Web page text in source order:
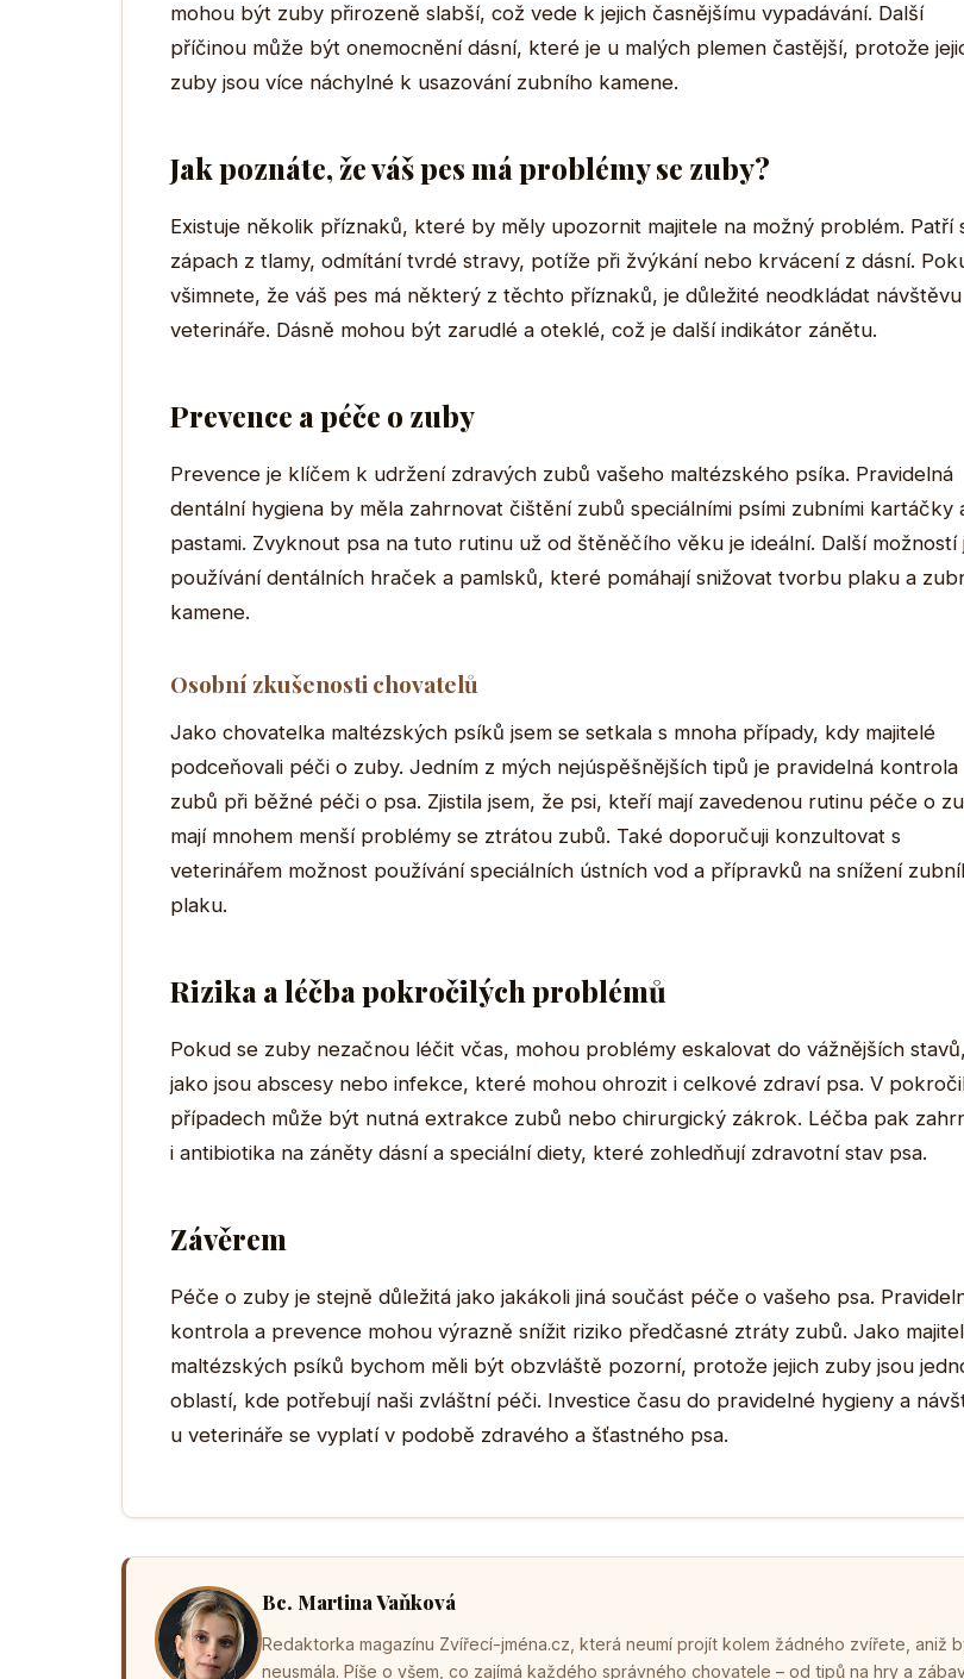
mohou být zuby přirozeně slabší, což vede k jejich časnějšímu vypadávání. Další
příčinou může být onemocnění dásní, které je u malých plemen častější, protože
zuby jsou více náchylné k usazování zubního kamene.
Jak poznáte, že váš pes má problémy se zuby?
Existuje několik příznaků, které by měly upozornit majitele na možný problém. Patří
zápach z tlamy, odmítání tvrdé stravy, potíže při žvýkání nebo krvácení z dásní.
všimnete, že váš pes má některý z těchto příznaků, je důležité neodkládat návštěvu
veterináře. Dásně mohou být zarudlé a oteklé, což je další indikátor zánětu.
Prevence a péče o zuby
Prevence je klíčem k udržení zdravých zubů vašeho maltézského psíka. Pravidelná
dentální hygiena by měla zahrnovat čištění zubů speciálními psími zubními kartáčky
pastami. Zvyknout psa na tuto rutinu už od štěněčího věku je ideální. Další možností
používání dentálních hraček a pamlsků, které pomáhají snižovat tvorbu plaku a
kamene.
Osobní zkušenosti chovatelů
Jako chovatelka maltézských psíků jsem se setkala s mnoha případy, kdy majitelé
podceňovali péči o zuby. Jedním z mých nejúspěšnějších tipů je pravidelná kontrola
zubů při běžné péči o psa. Zjistila jsem, že psi, kteří mají zavedenou rutinu péče o
mají mnohem menší problémy se ztrátou zubů. Také doporučuji konzultovat s
veterinářem možnost používání speciálních ústních vod a přípravků na snížení
plaku.
Rizika a léčba pokročilých problémů
Pokud se zuby nezačnou léčit včas, mohou problémy eskalovat do vážnějších stavů,
jako jsou abscesy nebo infekce, které mohou ohrozit i celkové zdraví psa. V
případech může být nutná extrakce zubů nebo chirurgický zákrok. Léčba pak
i antibiotika na záněty dásní a speciální diety, které zohledňují zdravotní stav psa.
Závěrem
Péče o zuby je stejně důležitá jako jakákoli jiná součást péče o vašeho psa.
kontrola a prevence mohou výrazně snížit riziko předčasné ztráty zubů. Jako
maltézských psíků bychom měli být obzvláště pozorní, protože jejich zuby jsou
oblastí, kde potřebují naši zvláštní péči. Investice času do pravidelné hygieny a
u veterináře se vyplatí v podobě zdravého a šťastného psa.
Bc. Martina Vaňková
Redaktorka magazínu Zvířecí-jména.cz, která neumí projít kolem žádného zvířete, aniž
neusmála. Píše o všem, co zajímá každého správného chovatele – od tipů na hry a